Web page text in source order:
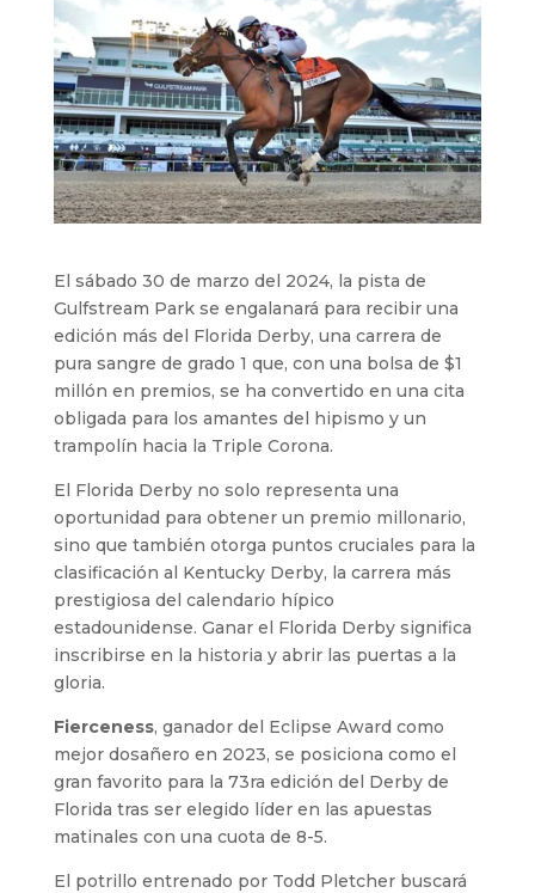
El sábado 30 de marzo del 2024, la pista de
Gulfstream Park se engalanará para recibir una
edición más del Florida Derby, una carrera de
pura sangre de grado 1 que, con una bolsa de $1
millón en premios, se ha convertido en una cita
obligada para los amantes del hipismo y un
trampolín hacia la Triple Corona.
El Florida Derby no solo representa una
oportunidad para obtener un premio millonario,
sino que también otorga puntos cruciales para la
clasificación al Kentucky Derby, la carrera más
prestigiosa del calendario hípico
estadounidense. Ganar el Florida Derby significa
inscribirse en la historia y abrir las puertas a la
gloria.
Fierceness, ganador del Eclipse Award como
mejor dosañero en 2023, se posiciona como el
gran favorito para la 73ra edición del Derby de
Florida tras ser elegido líder en las apuestas
matinales con una cuota de 8-5.
El potrillo entrenado por Todd Pletcher buscará